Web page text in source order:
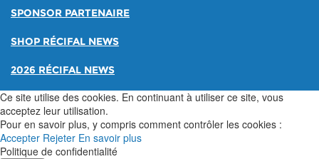
SPONSOR PARTENAIRE
SHOP RÉCIFAL NEWS
2026 RÉCIFAL NEWS
Ce site utilise des cookies. En continuant à utiliser ce site, vous
acceptez leur utilisation.
Pour en savoir plus, y compris comment contrôler les cookies :
Accepter Rejeter En savoir plus
Politique de confidentialité